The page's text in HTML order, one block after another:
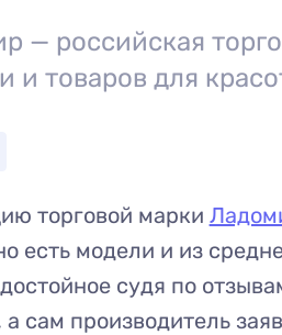
— российская
и товаров для
торговой марки
есть модели и из
судя по
а сам производитель